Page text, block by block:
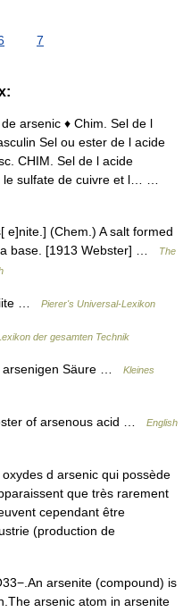
7
arsenic ♦ Chim. Sel de l
Sel ou ester de l acide
CHIM. Sel de l acide
le sulfate de cuivre et l… …
(Chem.) A salt formed
a base. [1913 Webster] …
The
… Pierer's Universal-Lexikon
der gesamten Technik
arsenigen Säure …
Kleines
of arsenous acid …
English
d arsenic qui possède
que très rarement
cependant être
(production de
arsenite (compound) is
arsenic atom in arsenite